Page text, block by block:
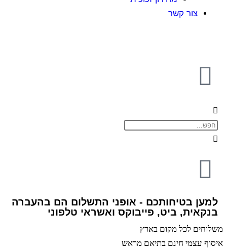
קשר
בטיחותכם - אופני התשלום הם בהעברה
ביט, פייבוקס ואשראי טלפוני
לכל מקום בארץ
חינם בתיאם מראש